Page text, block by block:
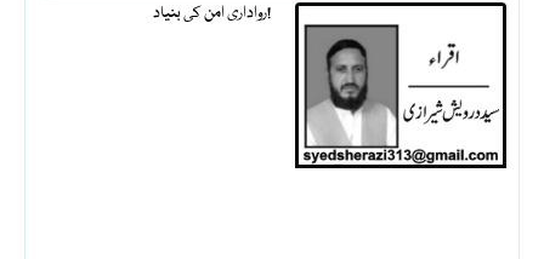
رواداری امن کی بنیاد!